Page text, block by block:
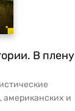
В плену
американских и